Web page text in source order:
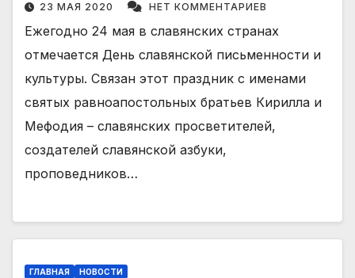
23 МАЯ 2020 НЕТ КОММЕНТАРИЕВ
Ежегодно 24 мая в славянских странах
отмечается День славянской письменности и
культуры. Связан этот праздник с именами
святых равноапостольных братьев Кирилла и
Мефодия – славянских просветителей,
создателей славянской азбуки,
проповедников…
ГЛАВНАЯ НОВОСТИ